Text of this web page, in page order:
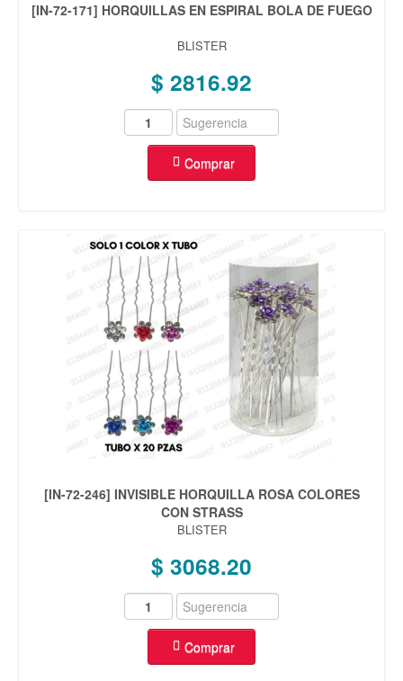
[IN-72-171] HORQUILLAS EN ESPIRAL BOLA DE FUEGO
BLISTER
$ 2816.92
Comprar
[IN-72-246] INVISIBLE HORQUILLA ROSA COLORES
CON STRASS
BLISTER
$ 3068.20
Comprar